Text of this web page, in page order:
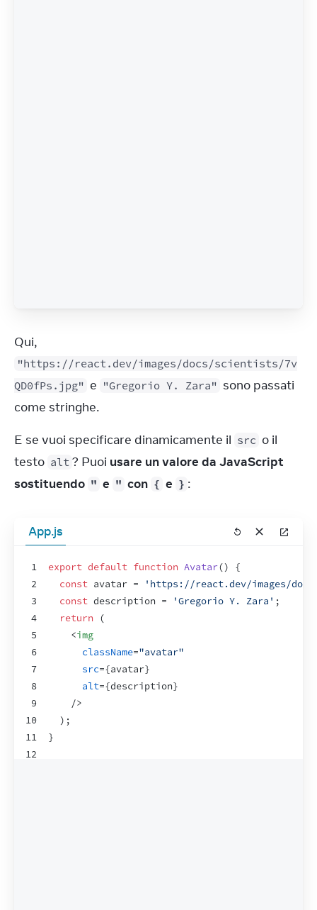
"https://react.dev/images/docs/scientists/7v
QD0fPs.jpg" e "Gregorio Y. Zara" sono passati
come stringhe.
E se vuoi specificare dinamicamente il src o il
testo alt ? Puoi usare un valore da JavaScript
sostituendo " e " con { e } :
App.js
1
2
3
4
5
6
7
8
9
10
11
12
export default function Avatar()
{
const avatar =
'https://react.dev/images/
const description = 'Gregorio Y. Zara' ;
return
(
<img
className="avatar"
src={avatar}
alt={description}
/>
) ;
}